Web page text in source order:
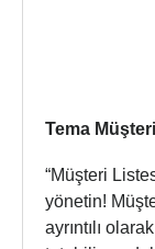
Tema
“Müşteri
yönetin!
ayrıntılı